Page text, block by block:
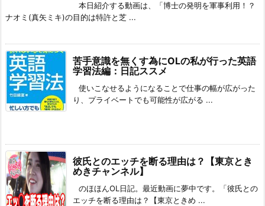
本日紹介する動画は、「博士の発明を軍事利用！？
ナオミ(真矢ミキ)の目的は特許と芝 ...
苦手意識を無くす為にOLの私が行った英語
学習法編：日記ススメ
使いこなせるようになることで仕事の幅が広がった
り、プライベートでも可能性が広がる ...
彼氏とのエッチを断る理由は？【東京とき
めきチャンネル】
のほほんOL日記。最近動画に夢中です。「彼氏との
エッチを断る理由は？【東京ときめ ...